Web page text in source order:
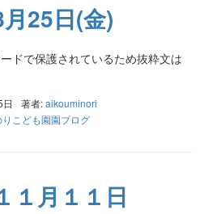
25日(金)
ドで保護されているため抜粋文は
著者:aikouminori
こども園園ブログ
１月１１日